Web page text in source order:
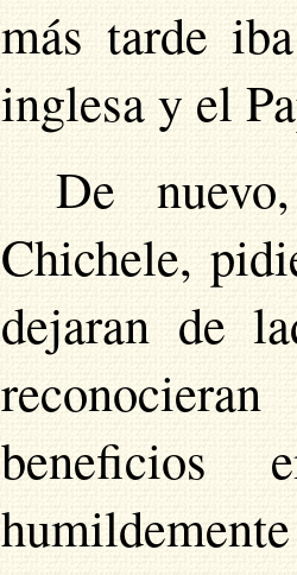
más tarde
inglesa y el
De
Chichele,
dejaran de
beneficios